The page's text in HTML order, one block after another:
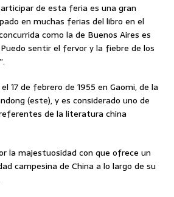
de esta feria es una gran
en muchas ferias del libro en el
como la de Buenos Aires es
sentir el fervor y la fiebre de los
17 de febrero de 1955 en Gaomi, de la
(este), y es considerado uno de
de la literatura china
la majestuosidad con que ofrece un
campesina de China a lo largo de su